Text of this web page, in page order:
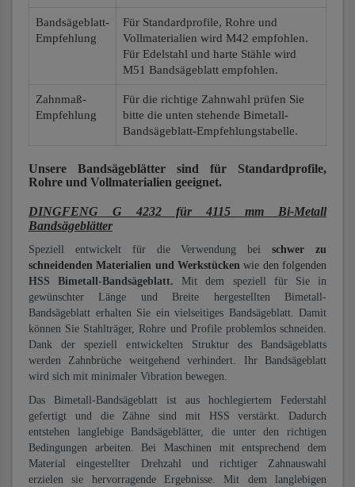
Bandsägeblatt-
Empfehlung
Für Standardprofile, Rohre und
Vollmaterialien wird M42 empfohlen.
Für Edelstahl und harte Stähle wird
M51 Bandsägeblatt empfohlen.
Zahnmaß-
Empfehlung
Für die richtige Zahnwahl prüfen Sie
bitte die unten stehende Bimetall-
Bandsägeblatt-Empfehlungstabelle.
Unsere Bandsägeblätter sind für Standardprofile,
Rohre und Vollmaterialien geeignet.
DINGFENG G 4232 für 4115 mm Bi-Metall
Bandsägeblätter
Speziell entwickelt für die Verwendung beischwer zu
schneidenden Materialien und Werkstücken wie den folgenden
HSS Bimetall-Bandsägeblatt. Mit dem speziell für Sie in
gewünschter Länge und Breite hergestellten Bimetall-
Bandsägeblatt erhalten Sie ein vielseitiges Bandsägeblatt. Damit
können Sie Stahlträger, Rohre und Profile problemlos schneiden.
Dank der speziell entwickelten Struktur des Bandsägeblatts
werden Zahnbrüche weitgehend verhindert. Ihr Bandsägeblatt
wird sich mit minimaler Vibration bewegen.
Das Bimetall-Bandsägeblatt ist aus hochlegiertem Federstahl
gefertigt und die Zähne sind mit HSS verstärkt. Dadurch
entstehen langlebige Bandsägeblätter, die unter den richtigen
Bedingungen arbeiten. Bei Maschinen mit entsprechend dem
Material eingestellter Drehzahl und richtiger Zahnauswahl
erzielen sie hervorragende Ergebnisse. Mit dem langlebigen